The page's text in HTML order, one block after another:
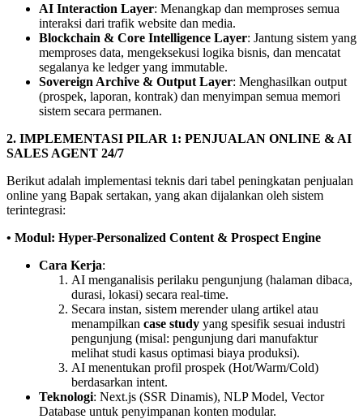
AI Interaction Layer: Menangkap dan memproses semua
interaksi dari trafik website dan media.
Blockchain & Core Intelligence Layer: Jantung sistem yang
memproses data, mengeksekusi logika bisnis, dan mencatat
segalanya ke ledger yang immutable.
Sovereign Archive & Output Layer: Menghasilkan output
(prospek, laporan, kontrak) dan menyimpan semua memori
sistem secara permanen.
2. IMPLEMENTASI PILAR 1: PENJUALAN ONLINE & AI
SALES AGENT 24/7
Berikut adalah implementasi teknis dari tabel peningkatan penjualan
online yang Bapak sertakan, yang akan dijalankan oleh sistem
terintegrasi:
• Modul: Hyper-Personalized Content & Prospect Engine
Cara Kerja:
AI menganalisis perilaku pengunjung (halaman dibaca,
durasi, lokasi) secara real-time.
Secara instan, sistem merender ulang artikel atau
menampilkan case study yang spesifik sesuai industri
pengunjung (misal: pengunjung dari manufaktur
melihat studi kasus optimasi biaya produksi).
AI menentukan profil prospek (Hot/Warm/Cold)
berdasarkan intent.
Teknologi: Next.js (SSR Dinamis), NLP Model, Vector
Database untuk penyimpanan konten modular.